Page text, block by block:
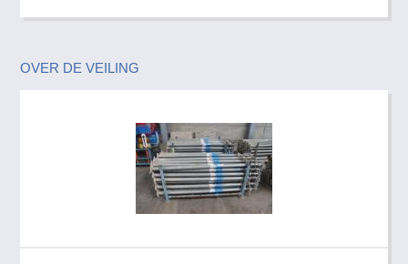
OVER DE VEILING